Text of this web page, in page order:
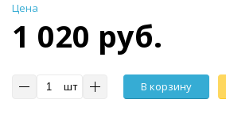
Цена
1 020 руб.
шт В корзину